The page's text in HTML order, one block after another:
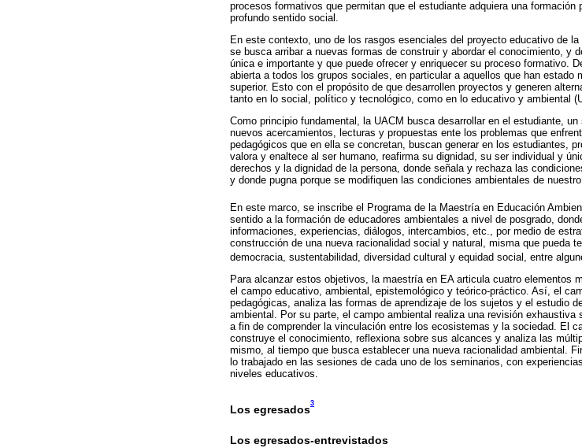
procesos formativos que permitan que el estudiante adquiera una
profundo sentido social.
En este contexto, uno de los rasgos esenciales del proyecto educativo de
se busca arribar a nuevas formas de construir y abordar el conocimiento, y
única e importante y que puede ofrecer y enriquecer su proceso formativo.
abierta a todos los grupos sociales, en particular a aquellos que han estado
superior. Esto con el propósito de que desarrollen proyectos y generen
tanto en lo social, político y tecnológico, como en lo educativo y ambiental
Como principio fundamental, la UACM busca desarrollar en el estudiante,
nuevos acercamientos, lecturas y propuestas ente los problemas que
pedagógicos que en ella se concretan, buscan generar en los estudiantes,
valora y enaltece al ser humano, reafirma su dignidad, su ser individual y
derechos y la dignidad de la persona, donde señala y rechaza las
y donde pugna porque se modifiquen las condiciones ambientales de
En este marco, se inscribe el Programa de la Maestría en Educación
sen­tido a la formación de educadores ambientales a nivel de posgrado,
informaciones, experiencias, diálogos, intercambios, etc., por medio de
construcción de una nueva racionalidad social y natural, misma que pueda
democracia, sustentabilidad, diversidad cultural y equidad social, entre
Para alcanzar estos objetivos, la maestría en EA articula cuatro elementos
el campo educativo, ambiental, epistemológico y teórico-práctico. Así, el
pedagógicas, analiza las formas de aprendizaje de los sujetos y el estudio
ambiental. Por su parte, el campo ambiental realiza una revisión
a fin de comprender la vinculación entre los ecosis­temas y la sociedad. El
construye el conocimiento, reflexiona sobre sus al­cances y analiza las
mismo, al tiempo que busca establecer una nueva racionalidad ambiental.
lo trabajado en las sesiones de cada uno de los seminarios, con
niveles educativos.
Los egresados
3
Los egresados-entrevistados